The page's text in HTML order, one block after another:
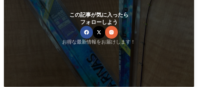
この記事が気に入ったら
フォローしよう
お得な最新情報をお届けします！